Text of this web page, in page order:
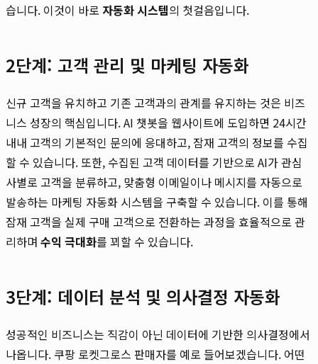
습니다. 이것이 바로 자동화 시스템의 첫걸음입니다.
2단계: 고객 관리 및 마케팅 자동화
신규 고객을 유치하고 기존 고객과의 관계를 유지하는 것은 비즈
니스 성장의 핵심입니다. AI 챗봇을 웹사이트에 도입하면 24시간
내내 고객의 기본적인 문의에 응대하고, 잠재 고객의 정보를 수집
할 수 있습니다. 또한, 수집된 고객 데이터를 기반으로 AI가 관심
사별로 고객을 분류하고, 맞춤형 이메일이나 메시지를 자동으로
발송하는 마케팅 자동화 시스템을 구축할 수 있습니다. 이를 통해
잠재 고객을 실제 구매 고객으로 전환하는 과정을 효율적으로 관
리하며 수익 극대화를 꾀할 수 있습니다.
3단계: 데이터 분석 및 의사결정 자동화
성공적인 비즈니스는 직감이 아닌 데이터에 기반한 의사결정에서
나옵니다. 쿠팡 로켓그로스 판매자를 예로 들어보겠습니다. 어떤